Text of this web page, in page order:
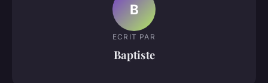
B
ECRIT PAR
Baptiste